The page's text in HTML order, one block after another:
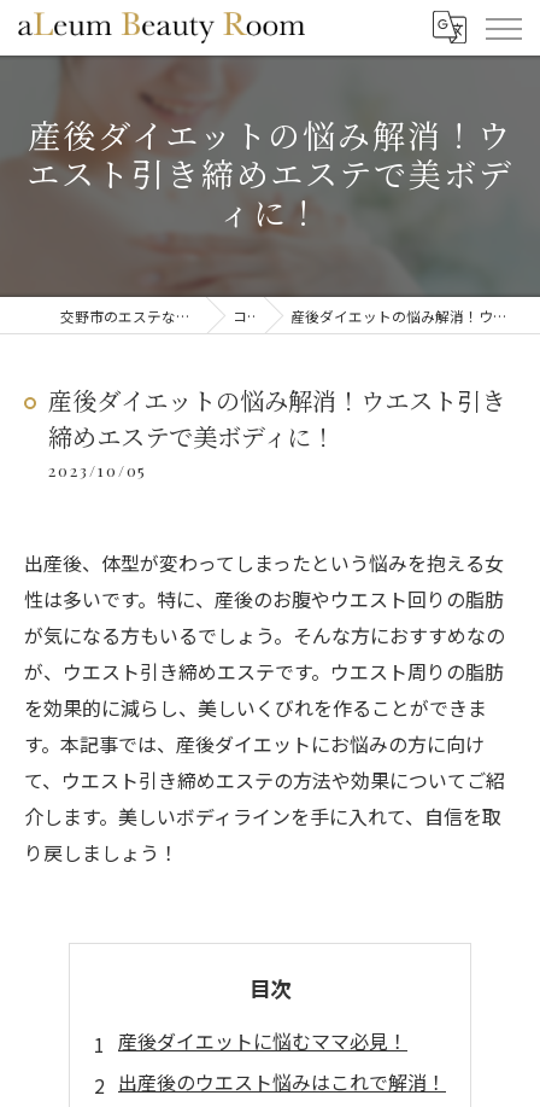
産後ダイエットの悩み解消！ウ
エスト引き締めエステで美ボデ
ィに！
交野市のエステならaLeum Beauty Room コラム 産後ダイエットの悩み解消！ウエスト引き締めエステで美ボディに！
産後ダイエットの悩み解消！ウエスト引き
締めエステで美ボディに！
2023/10/05
出産後、体型が変わってしまったという悩みを抱える女
性は多いです。特に、産後のお腹やウエスト回りの脂肪
が気になる方もいるでしょう。そんな方におすすめなの
が、ウエスト引き締めエステです。ウエスト周りの脂肪
を効果的に減らし、美しいくびれを作ることができま
す。本記事では、産後ダイエットにお悩みの方に向け
て、ウエスト引き締めエステの方法や効果についてご紹
介します。美しいボディラインを手に入れて、自信を取
り戻しましょう！
目次
産後ダイエットに悩むママ必見！
出産後のウエスト悩みはこれで解消！